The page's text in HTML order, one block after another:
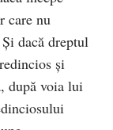
care nu
dacă dreptul
şi
după voia lui